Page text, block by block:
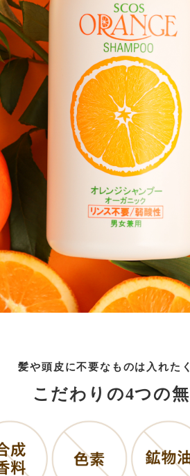
髪や頭皮に不要なものは入れた
こだわりの4つの